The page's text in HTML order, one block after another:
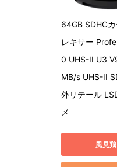
64GB SDHC
レキサー
0 UHS-II U3
MB/s UHS-II
外リテール
メ
風見